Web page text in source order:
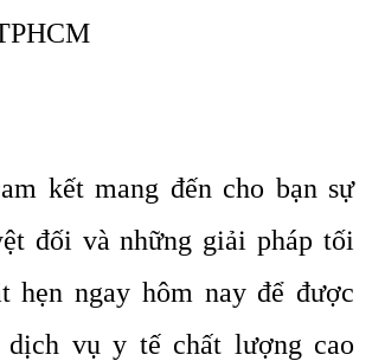
kết mang đến cho bạn sự
đối và những giải pháp tối
hẹn ngay hôm nay để được
dịch vụ y tế chất lượng cao